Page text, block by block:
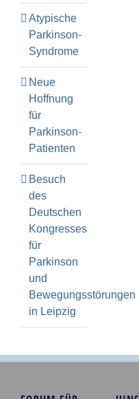
Atypische
Parkinson-
Syndrome
Neue
Hoffnung
für
Parkinson-
Patienten
Besuch
des
Deutschen
Kongresses
für
Parkinson
und
Bewegungsstörungen
in Leipzig